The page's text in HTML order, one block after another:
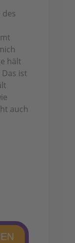
des
hält
ist
auch